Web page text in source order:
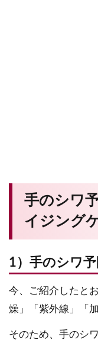
手のシワ
イジング
1）手のシワ
今、ご紹介したと
燥」「紫外線」「
そのため、手のシ